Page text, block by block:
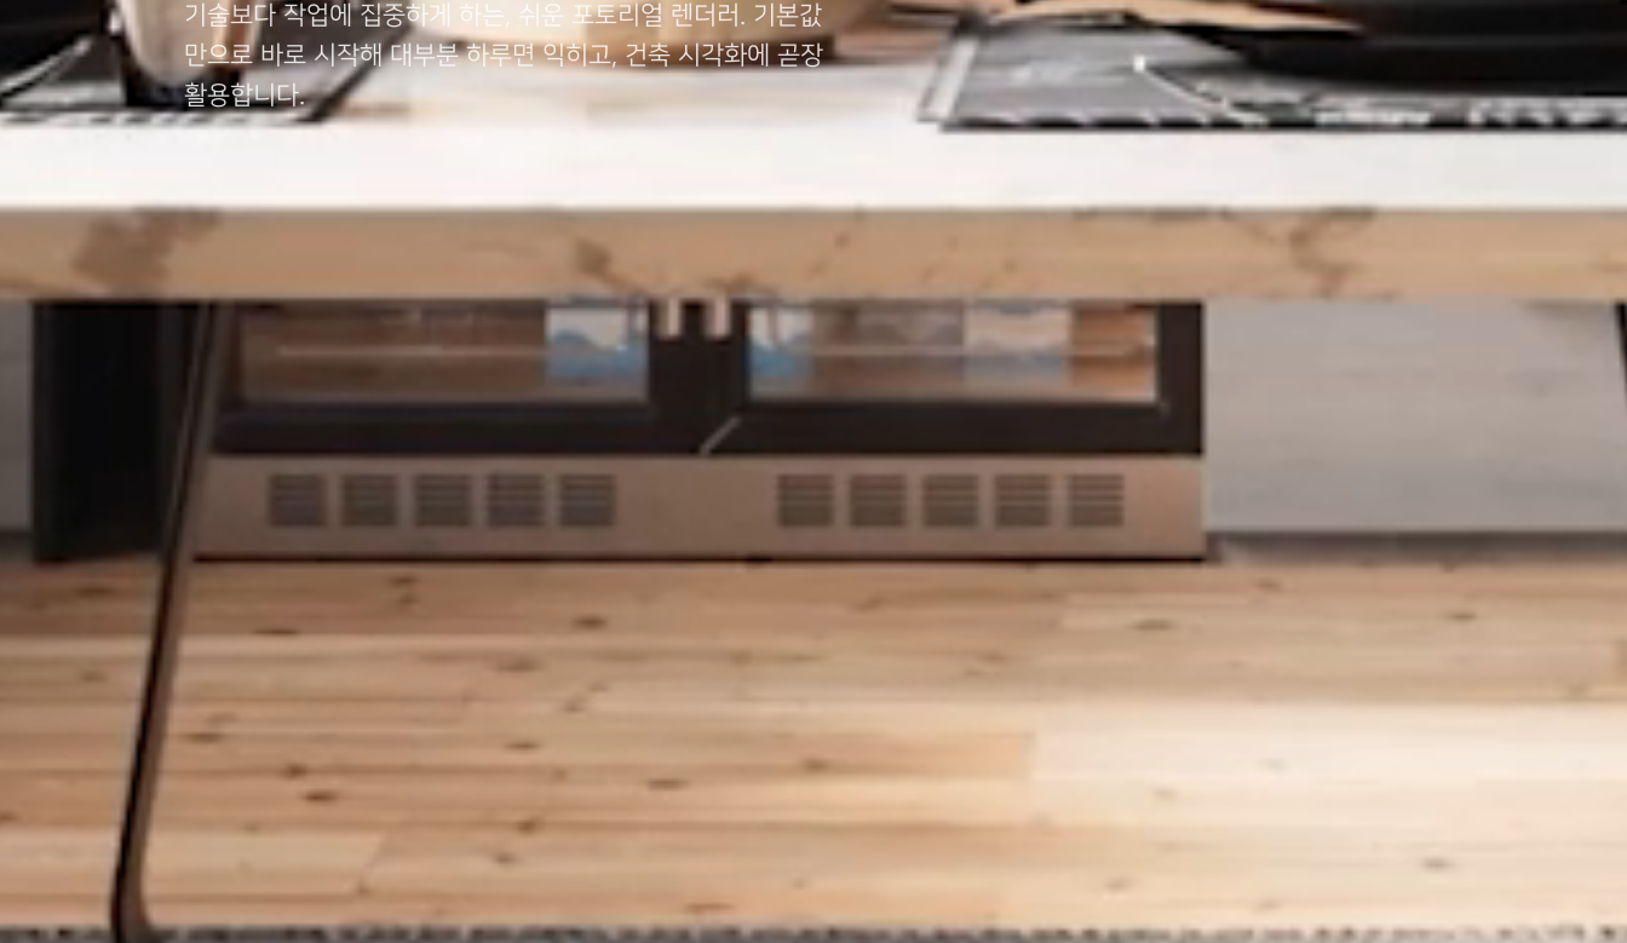
기술보다 작업에 집중하게 하는, 쉬운 포토리얼 렌더러. 기본값
만으로 바로 시작해 대부분 하루면 익히고, 건축 시각화에 곧장
활용합니다.